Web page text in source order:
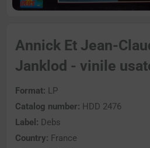
Annick Et Jean-
Janklod - vinile
Format: LP
Catalog number: HDD 2476
Label: Debs
Country: France